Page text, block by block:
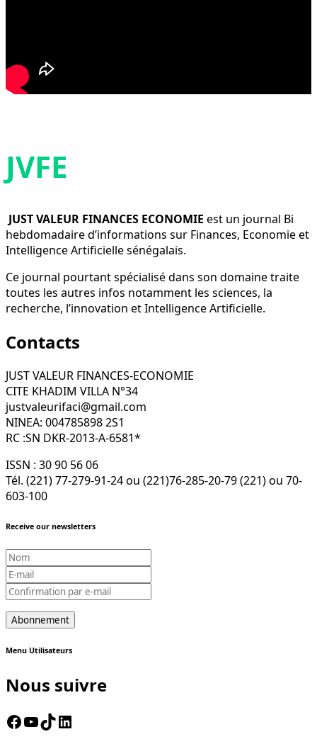
JVFE
JUST VALEUR FINANCES ECONOMIE est un journal Bi
hebdomadaire d’informations sur Finances, Economie et
Intelligence Artificielle sénégalais.
Ce journal pourtant spécialisé dans son domaine traite
toutes les autres infos notamment les sciences, la
recherche, l’innovation et Intelligence Artificielle.
Contacts
JUST VALEUR FINANCES-ECONOMIE
CITE KHADIM VILLA N°34
justvaleurifaci@gmail.com
NINEA: 004785898 2S1
RC :SN DKR-2013-A-6581*
ISSN : 30 90 56 06
Tél. (221) 77-279-91-24 ou (221)76-285-20-79 (221) ou 70-
603-100
Receive our newsletters
Menu Utilisateurs
Nous suivre
Facebook
YouTube
TikTokLinkedIn